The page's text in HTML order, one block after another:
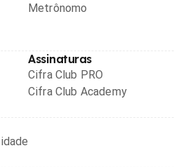
Metrônomo
Assinaturas
Cifra Club PRO
Cifra Club Academy